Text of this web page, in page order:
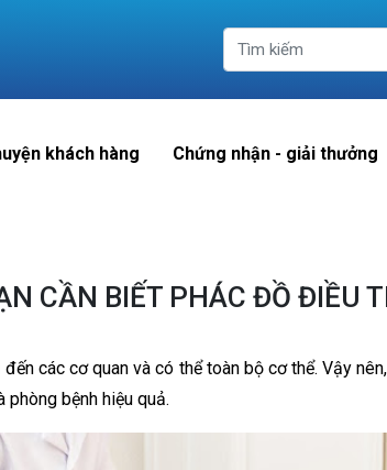
khách hàng Chứng nhận - giải thưởng
CẦN BIẾT PHÁC ĐỒ ĐIỀU
các cơ quan và có thể toàn bộ cơ thể. Vậy
bệnh hiệu quả.